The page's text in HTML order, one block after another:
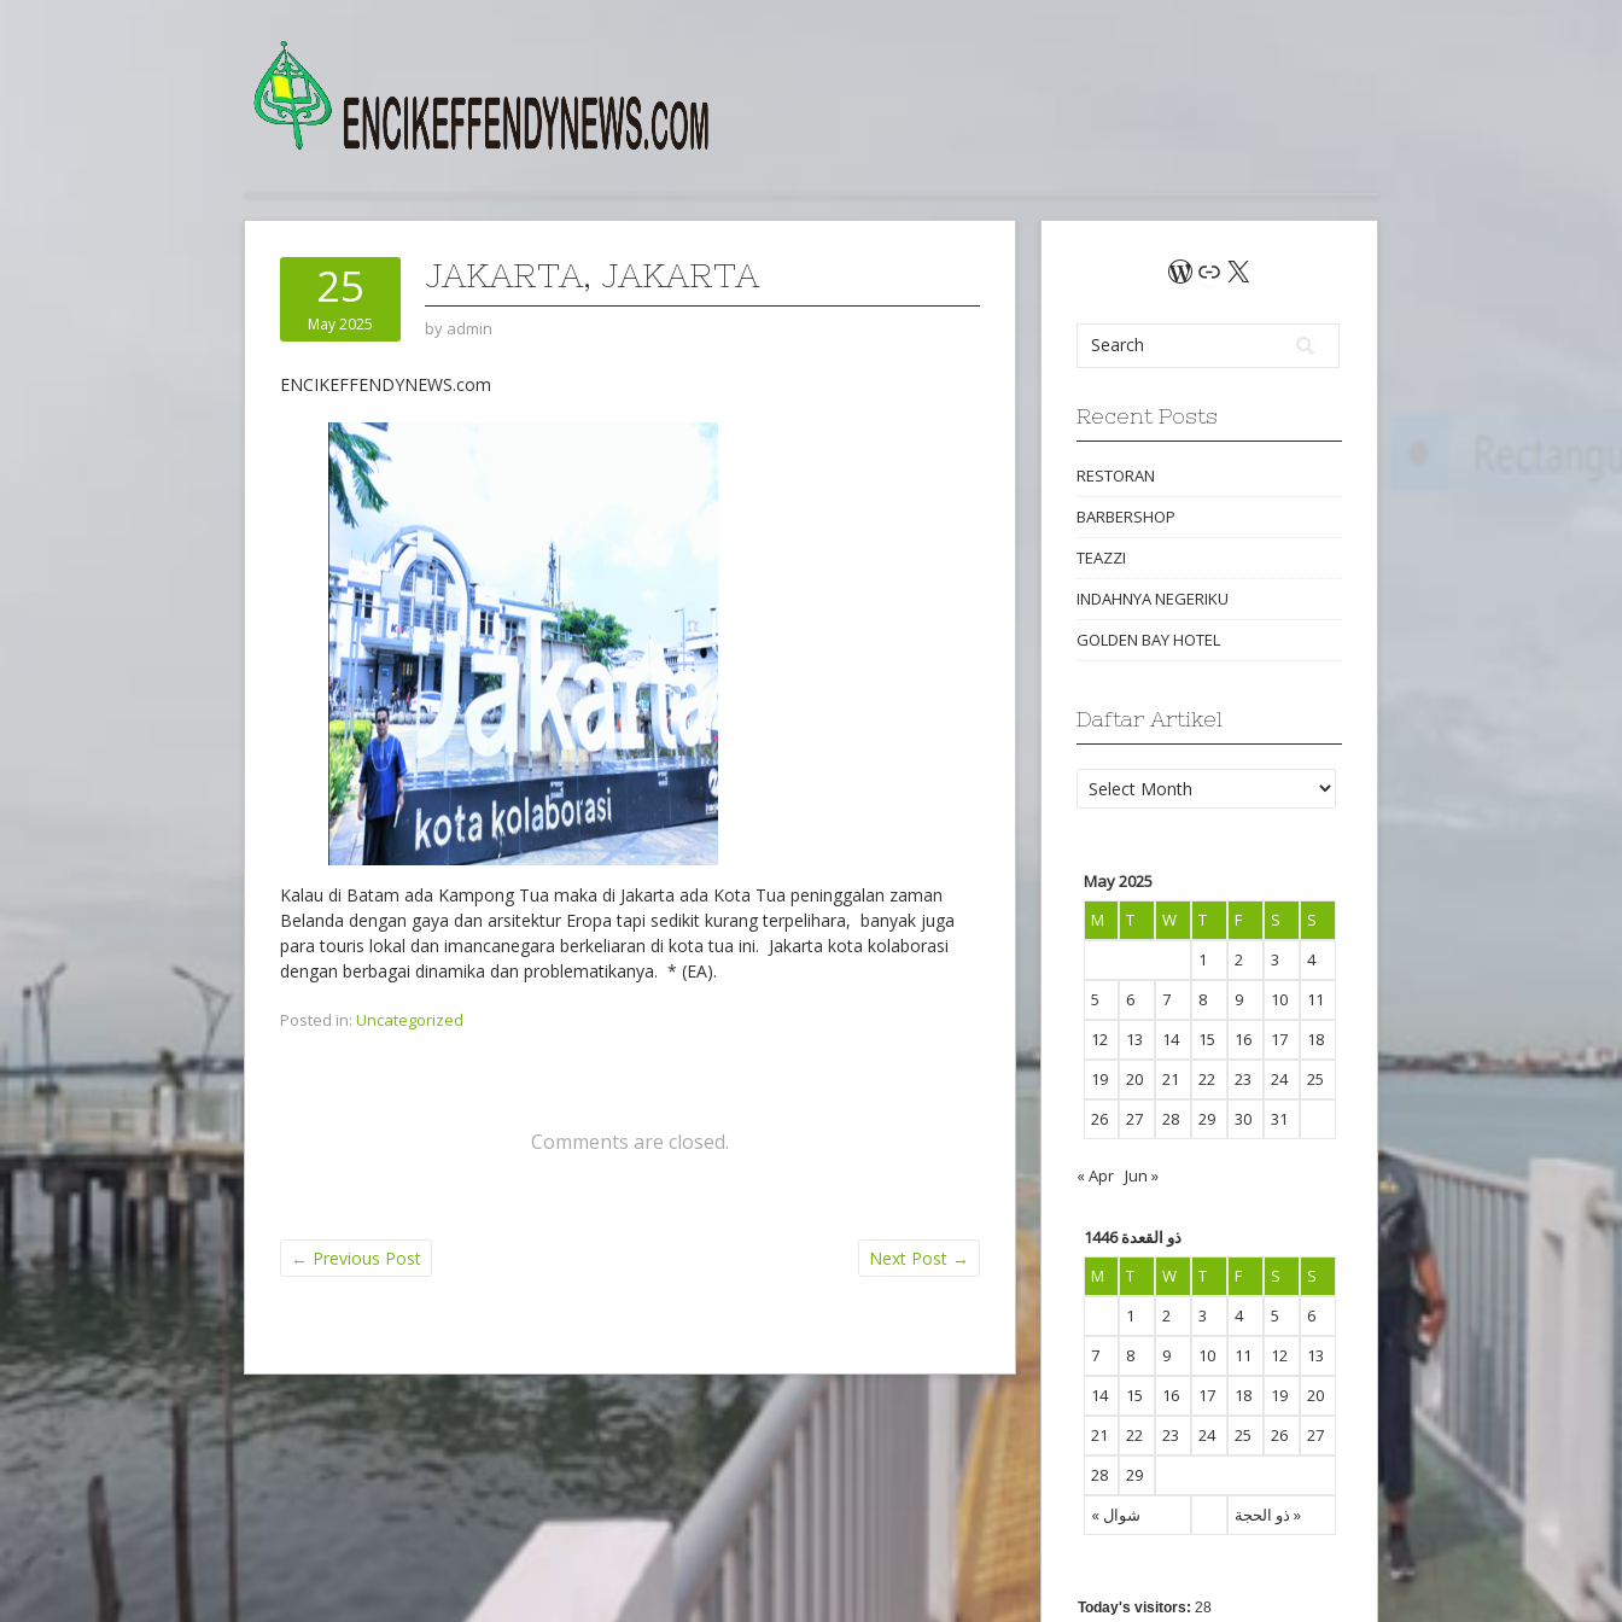
25
May 2025
JAKARTA, JAKARTA
by admin
ENCIKEFFENDYNEWS.com
Kalau di Batam ada Kampong Tua maka di Jakarta ada Kota Tua peninggalan zaman
Belanda dengan gaya dan arsitektur Eropa tapi sedikit kurang terpelihara, banyak juga
para touris lokal dan imancanegara berkeliaran di kota tua ini. Jakarta kota kolaborasi
dengan berbagai dinamika dan problematikanya. * (EA).
Posted in: Uncategorized
Comments are closed.
← Previous Post Next Post →
WordPress
Link
X
Recent Posts
RESTORAN
BARBERSHOP
TEAZZI
INDAHNYA NEGERIKU
GOLDEN BAY HOTEL
Daftar Artikel
Daftar
Artikel
May 2025
M
T W T F S
S
1
2 3
4
5
6 7 8 9 10
11
12
13 14 15 16 17
18
19
20 21 22 23 24
25
26
27 28 29 30 31
« Apr Jun »
ذو القعدة 1446
M
T W T F S S
« شوال ذو الحجة »
1 2 3 4 5
6
7
8 9 10 11 12
13
14
15 16 17 18 19
20
21
22 23 24 25 26
27
28
29
Today's visitors: 28